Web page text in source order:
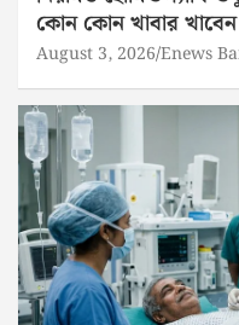
কোন কোন খাবার খাবেন
August 3, 2026 Enews